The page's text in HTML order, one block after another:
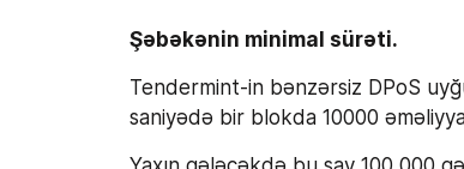
Şəbəkənin minimal sürəti.
Tendermint-in bənzərsiz DPoS
saniyədə bir blokda 10000